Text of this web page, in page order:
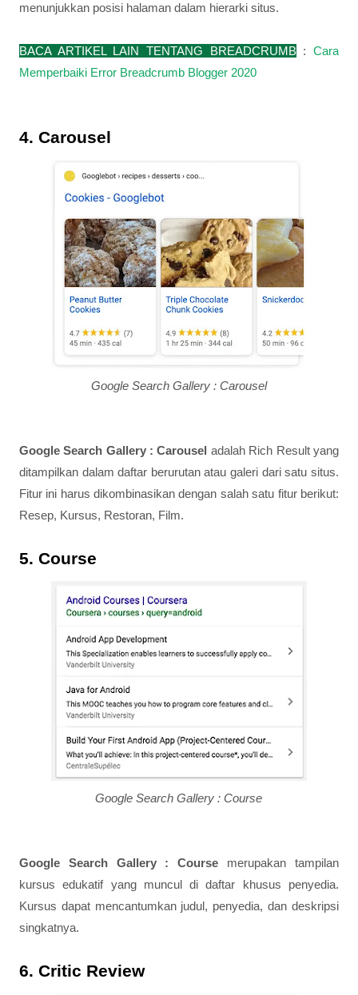
menunjukkan posisi halaman dalam hierarki situs.
BACA ARTIKEL LAIN TENTANG BREADCRUMB: Cara
Memperbaiki Error Breadcrumb Blogger 2020
4. Carousel
Google Search Gallery : Carousel
Google Search Gallery : Carousel adalah Rich Result yang
ditampilkan dalam daftar berurutan atau galeri dari satu situs.
Fitur ini harus dikombinasikan dengan salah satu fitur berikut:
Resep, Kursus, Restoran, Film.
5. Course
Google Search Gallery : Course
Google Search Gallery : Course merupakan tampilan
kursus edukatif yang muncul di daftar khusus penyedia.
Kursus dapat mencantumkan judul, penyedia, dan deskripsi
singkatnya.
6. Critic Review